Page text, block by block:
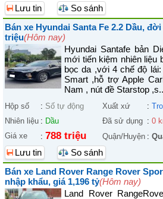
Lưu tin
So sánh
Bán xe Hyundai Santa Fe 2.2 Dầu,
triệu(Hôm nay)
Hyundai Santafe bản
mới tiến kiệm nhiên liệu
bọc da ,với 4 chế độ
Smart ,hỗ trợ Apple
Nam , nút đề Starstop
Hộp số : Số tự động Xuất xứ :
Nhiên liệu : Dầu Đã sử dụng : 0
Giá xe
: 788 triệu Quận/Huyện :
Lưu tin
So sánh
Bán xe Land Rover Range Rover
nhập khẩu, giá 1,196 tỷ(Hôm nay)
Land Rover